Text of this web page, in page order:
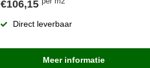
€106,15
Direct leverbaar
Meer informatie